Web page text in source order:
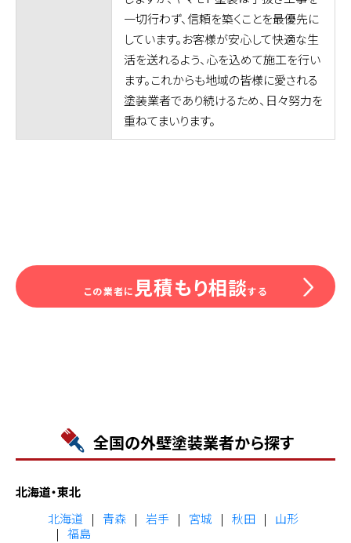
一切行わず、信頼を築くことを最優先に
しています。お客様が安心して快適な生
活を送れるよう、心を込めて施工を行い
ます。これからも地域の皆様に愛される
塗装業者であり続けるため、日々努力を
重ねてまいります。
この業者に 見積もり相談する
全国の外壁塗装業者から探す
北海道・東北
北海道
青森 岩手 宮城 秋田
山形
福島